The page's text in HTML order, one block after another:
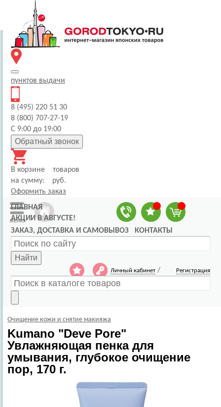
пунктов выдачи
8 (495) 220 51 30
8 (800) 707-27-19
С 9:00 до 19:00
Обратный звонок
В корзине
товаров
на сумму:
руб.
Оформить заказ
ГЛАВНАЯ
АКЦИИ В АВГУСТЕ!
ЗАКАЗ, ДОСТАВКА И САМОВЫВОЗ
КОНТАКТЫ
Найти
Личный кабинет / Регистрация
Очищение кожи и снятие макияжа
Kumano "Deve Pore"
Увлажняющая пенка для
умывания, глубокое очищение
пор, 170 г.